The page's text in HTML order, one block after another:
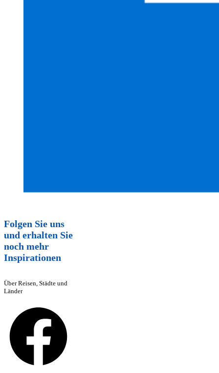
Folgen Sie uns
und erhalten Sie
noch mehr
Inspirationen
Über Reisen, Städte und
Länder